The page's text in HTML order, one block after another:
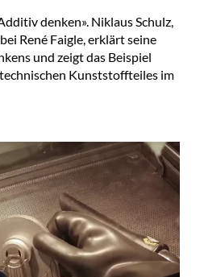
denken». Niklaus Schulz,
René Faigle, erklärt seine
und zeigt das Beispiel
Kunststoffteiles im